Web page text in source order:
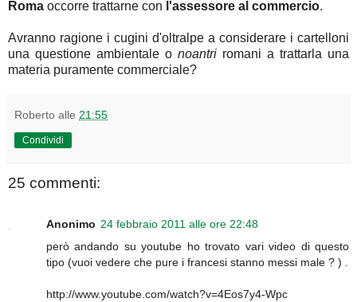
Roma occorre trattarne con l'assessore al commercio.
Avranno ragione i cugini d'oltralpe a considerare i cartelloni
una questione ambientale o noantri romani a trattarla una
materia puramente commerciale?
Roberto alle 21:55
Condividi
25 commenti:
Anonimo 24 febbraio 2011 alle ore 22:48
però andando su youtube ho trovato vari video di questo
tipo (vuoi vedere che pure i francesi stanno messi male ? ) .
http://www.youtube.com/watch?v=4Eos7y4-Wpc